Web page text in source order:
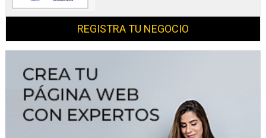
REGISTRA TU NEGOCIO